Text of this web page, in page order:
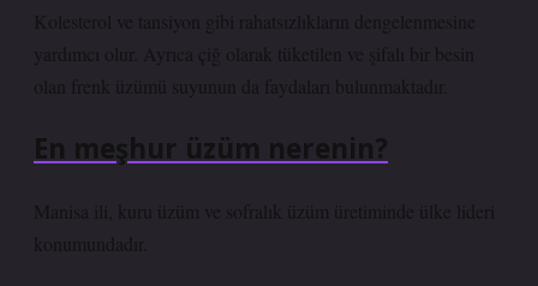
Kolesterol ve tansiyon gibi rahatsızlıkların dengelenmesine
yardımcı olur. Ayrıca çiğ olarak tüketilen ve şifalı bir besin
olan frenk üzümü suyunun da faydaları bulunmaktadır.
En meşhur üzüm nerenin?
Manisa ili, kuru üzüm ve sofralık üzüm üretiminde ülke lideri
konumundadır.